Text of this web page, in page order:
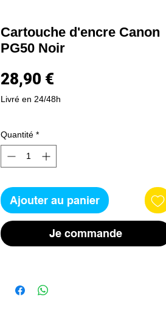
Cartouche d'encre Canon
PG50 Noir
28,90 €Prix
Livré en 24/48h
Quantité *
Ajouter au panier
Je commande